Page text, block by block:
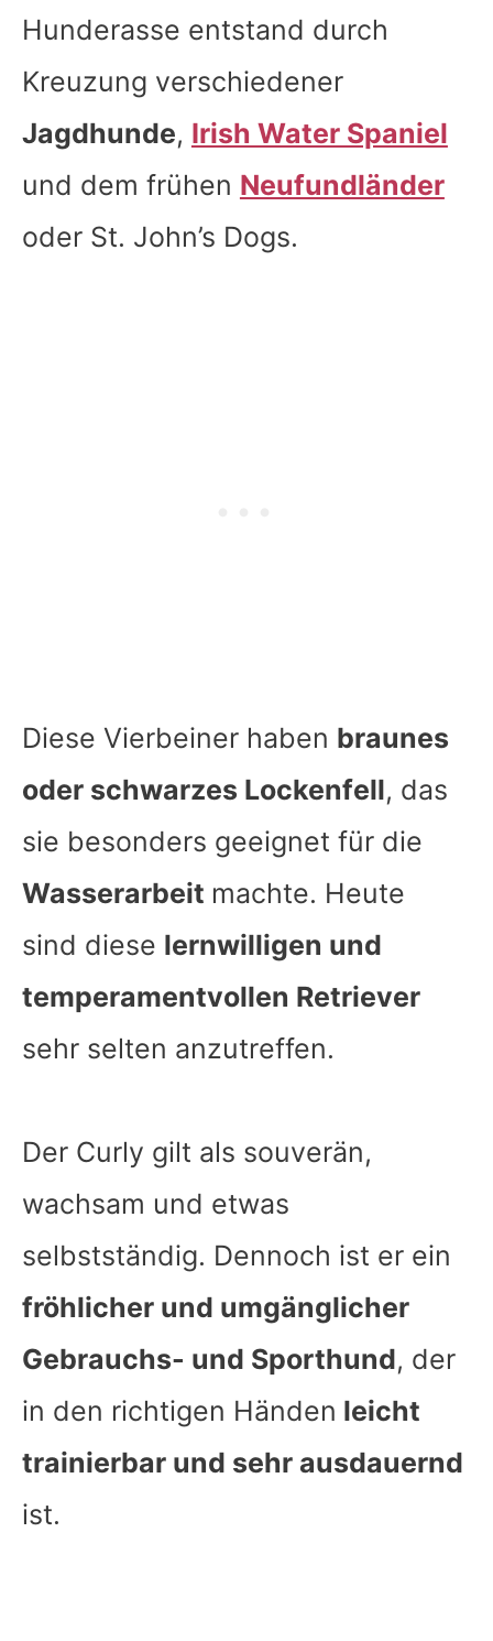
Hunderasse entstand durch
Kreuzung verschiedener
Jagdhunde, Irish Water Spaniel
und dem frühen Neufundländer
oder St. John’s Dogs.
Diese Vierbeiner haben braunes
oder schwarzes Lockenfell, das
sie besonders geeignet für die
Wasserarbeit machte. Heute
sind diese lernwilligen und
temperamentvollen Retriever
sehr selten anzutreffen.
Der Curly gilt als souverän,
wachsam und etwas
selbstständig. Dennoch ist er ein
fröhlicher und umgänglicher
Gebrauchs- und Sporthund, der
in den richtigen Händen leicht
trainierbar und sehr ausdauernd
ist.